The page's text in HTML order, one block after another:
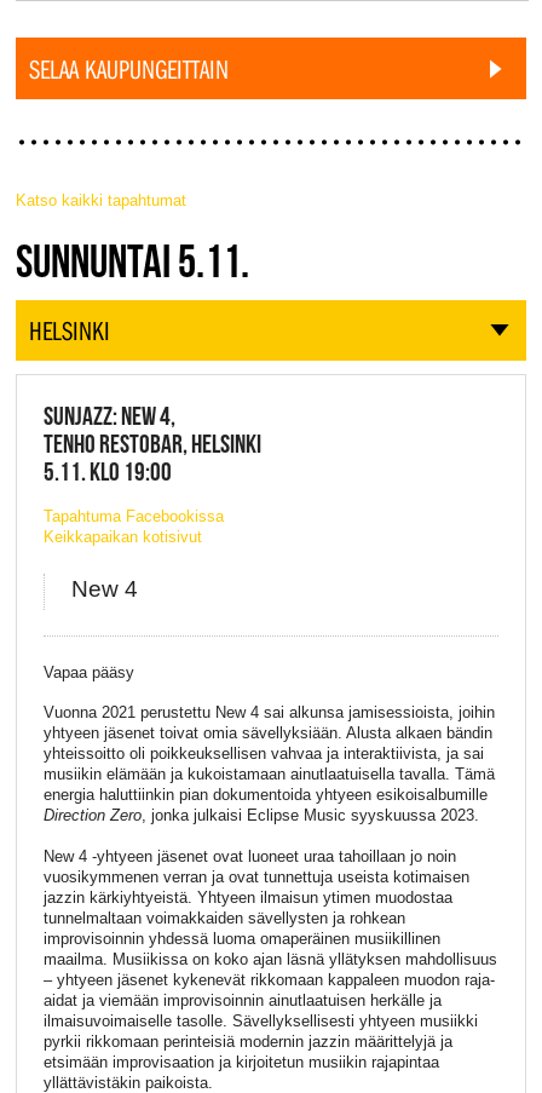
SELAA KAUPUNGEITTAIN
Katso kaikki tapahtumat
JAZZ FINLAND LIVE
SUNNUNTAI 5.11.
HELSINKI
SUNJAZZ: NEW 4,
TENHO RESTOBAR, HELSINKI
5.11. KLO 19:00
Tapahtuma Facebookissa
Keikkapaikan kotisivut
New 4
Vapaa pääsy
Vuonna 2021 perustettu New 4 sai alkunsa jamisessioista, joihin
yhtyeen jäsenet toivat omia sävellyksiään. Alusta alkaen bändin
yhteissoitto oli poikkeuksellisen vahvaa ja interaktiivista, ja sai
musiikin elämään ja kukoistamaan ainutlaatuisella tavalla. Tämä
energia haluttiinkin pian dokumentoida yhtyeen esikoisalbumille
Direction Zero, jonka julkaisi Eclipse Music syyskuussa 2023.
New 4 -yhtyeen jäsenet ovat luoneet uraa tahoillaan jo noin
vuosikymmenen verran ja ovat tunnettuja useista kotimaisen
jazzin kärkiyhtyeistä. Yhtyeen ilmaisun ytimen muodostaa
tunnelmaltaan voimakkaiden sävellysten ja rohkean
improvisoinnin yhdessä luoma omaperäinen musiikillinen
maailma. Musiikissa on koko ajan läsnä yllätyksen mahdollisuus
– yhtyeen jäsenet kykenevät rikkomaan kappaleen muodon raja-
aidat ja viemään improvisoinnin ainutlaatuisen herkälle ja
ilmaisuvoimaiselle tasolle. Sävellyksellisesti yhtyeen musiikki
pyrkii rikkomaan perinteisiä modernin jazzin määrittelyjä ja
etsimään improvisaation ja kirjoitetun musiikin rajapintaa
yllättävistäkin paikoista.